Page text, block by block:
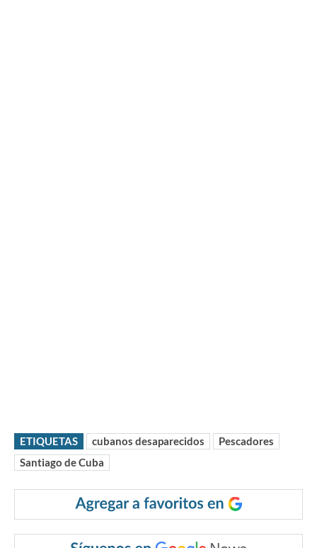
ETIQUETAS cubanos desaparecidos
Pescadores
Santiago de Cuba